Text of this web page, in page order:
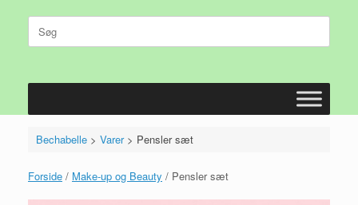
Søg
efter:
Bechabelle> Varer> Pensler sæt
Forside / Make-up og Beauty / Pensler sæt